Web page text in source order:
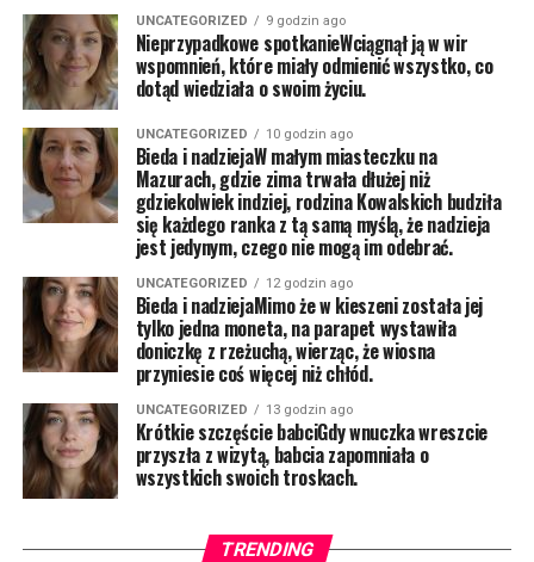
UNCATEGORIZED 9 godzin ago
Nieprzypadkowe spotkanieWciągnął ją w wir
wspomnień, które miały odmienić wszystko, co
dotąd wiedziała o swoim życiu.
UNCATEGORIZED 10 godzin ago
Bieda i nadziejaW małym miasteczku na
Mazurach, gdzie zima trwała dłużej niż
gdziekolwiek indziej, rodzina Kowalskich budziła
się każdego ranka z tą samą myślą, że nadzieja
jest jedynym, czego nie mogą im odebrać.
UNCATEGORIZED 12 godzin ago
Bieda i nadziejaMimo że w kieszeni została jej
tylko jedna moneta, na parapet wystawiła
doniczkę z rzeżuchą, wierząc, że wiosna
przyniesie coś więcej niż chłód.
UNCATEGORIZED 13 godzin ago
Krótkie szczęście babciGdy wnuczka wreszcie
przyszła z wizytą, babcia zapomniała o
wszystkich swoich troskach.
TRENDING